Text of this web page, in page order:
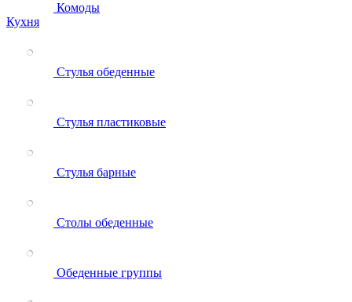
Комоды
Кухня
Стулья обеденные
Стулья пластиковые
Стулья барные
Столы обеденные
Обеденные группы